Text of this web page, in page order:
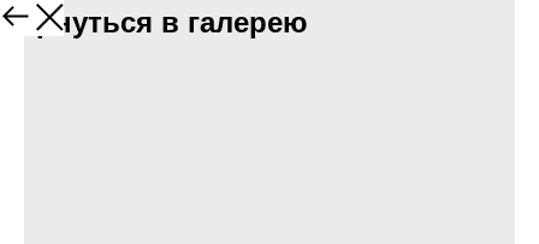
Вернуться в галерею